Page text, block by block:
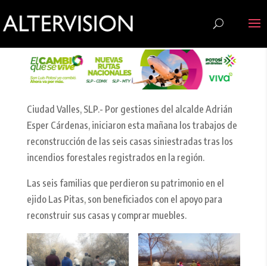
Ciudad Valles, SLP.- Por gestiones del alcalde Adrián
Esper Cárdenas, iniciaron esta mañana los trabajos de
reconstrucción de las seis casas siniestradas tras los
incendios forestales registrados en la región.
Las seis familias que perdieron su patrimonio en el
ejido Las Pitas, son beneficiados con el apoyo para
reconstruir sus casas y comprar muebles.